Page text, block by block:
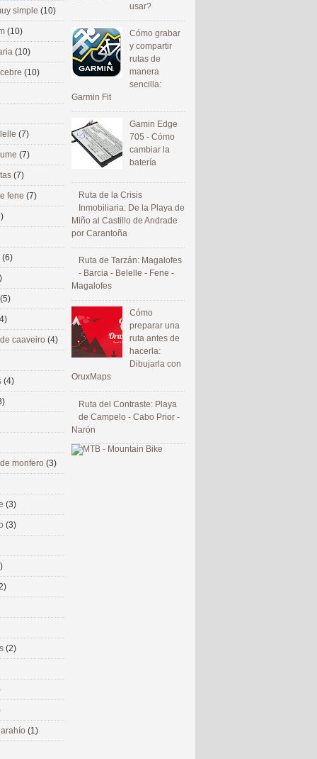
usar?
Cómo grabar
y compartir
rutas de
manera
sencilla:
Garmin Fit
Gamin Edge
705 - Cómo
cambiar la
batería
Ruta de la Crisis
Inmobiliaria: De la Playa de
Miño al Castillo de Andrade
por Carantoña
Ruta de Tarzán: Magalofes
- Barcia - Belelle - Fene -
Magalofes
Cómo
preparar una
ruta antes de
hacerla:
Dibujarla con
OruxMaps
Ruta del Contraste: Playa
de Campelo - Cabo Prior -
Narón
simple (10)
(10)
(10)
(10)
(7)
(7)
(7)
fene (7)
(6)
(5)
caaveiro (4)
(4)
monfero (3)
(3)
(3)
(2)
(1)